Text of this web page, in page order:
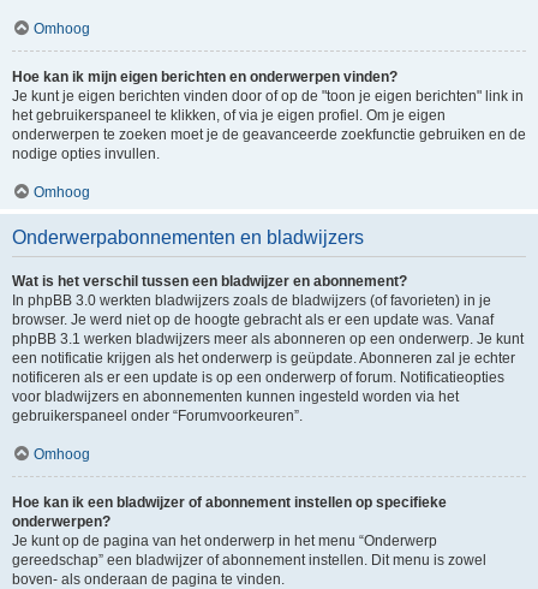
Omhoog
Hoe kan ik mijn eigen berichten en onderwerpen vinden?
Je kunt je eigen berichten vinden door of op de "toon je eigen berichten" link in
het gebruikerspaneel te klikken, of via je eigen profiel. Om je eigen
onderwerpen te zoeken moet je de geavanceerde zoekfunctie gebruiken en de
nodige opties invullen.
Omhoog
Onderwerpabonnementen en bladwijzers
Wat is het verschil tussen een bladwijzer en abonnement?
In phpBB 3.0 werkten bladwijzers zoals de bladwijzers (of favorieten) in je
browser. Je werd niet op de hoogte gebracht als er een update was. Vanaf
phpBB 3.1 werken bladwijzers meer als abonneren op een onderwerp. Je kunt
een notificatie krijgen als het onderwerp is geüpdate. Abonneren zal je echter
notificeren als er een update is op een onderwerp of forum. Notificatieopties
voor bladwijzers en abonnementen kunnen ingesteld worden via het
gebruikerspaneel onder “Forumvoorkeuren”.
Omhoog
Hoe kan ik een bladwijzer of abonnement instellen op specifieke
onderwerpen?
Je kunt op de pagina van het onderwerp in het menu “Onderwerp
gereedschap” een bladwijzer of abonnement instellen. Dit menu is zowel
boven- als onderaan de pagina te vinden.